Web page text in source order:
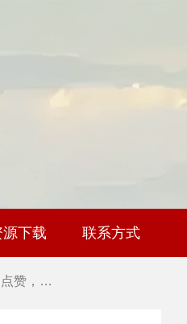
源下载 联系方式
3招给…
赞，…
点赞，…